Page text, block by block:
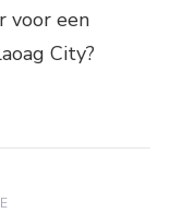
voor een
City?